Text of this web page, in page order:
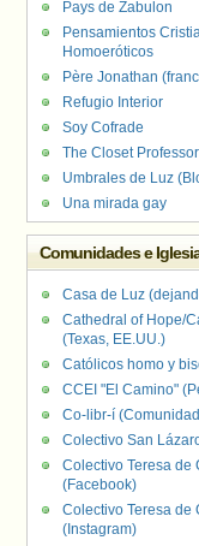
Pays de Zabulon
Pensamientos
Homoeróticos
Père Jonathan
Refugio Interior
Soy Cofrade
The Closet Professor
Umbrales de Luz
Una mirada gay
Comunidades e
Casa de Luz
Cathedral of Hope/
(Texas, EE.UU.)
Católicos homo y
CCEI "El Camino"
Co-libr-í
Colectivo San
Colectivo Teresa de
(Facebook)
Colectivo Teresa de
(Instagram)